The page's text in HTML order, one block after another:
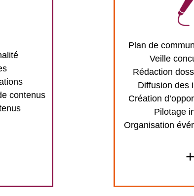
contenus
Plan de
Veille
Rédaction
Diffusion des
Création
Pilotage
Organisation
+